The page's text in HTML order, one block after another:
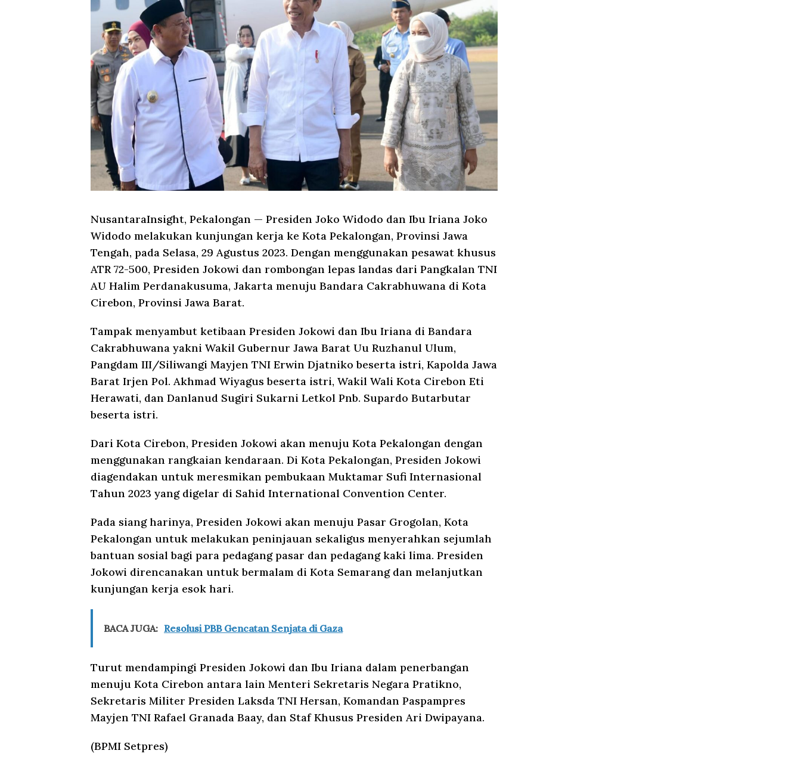
NusantaraInsight, Pekalongan — Presiden Joko Widodo dan Ibu Iriana Joko
Widodo melakukan kunjungan kerja ke Kota Pekalongan, Provinsi Jawa
Tengah, pada Selasa, 29 Agustus 2023. Dengan menggunakan pesawat khusus
ATR 72-500, Presiden Jokowi dan rombongan lepas landas dari Pangkalan TNI
AU Halim Perdanakusuma, Jakarta menuju Bandara Cakrabhuwana di Kota
Cirebon, Provinsi Jawa Barat.
Tampak menyambut ketibaan Presiden Jokowi dan Ibu Iriana di Bandara
Cakrabhuwana yakni Wakil Gubernur Jawa Barat Uu Ruzhanul Ulum,
Pangdam III/Siliwangi Mayjen TNI Erwin Djatniko beserta istri, Kapolda Jawa
Barat Irjen Pol. Akhmad Wiyagus beserta istri, Wakil Wali Kota Cirebon Eti
Herawati, dan Danlanud Sugiri Sukarni Letkol Pnb. Supardo Butarbutar
beserta istri.
Dari Kota Cirebon, Presiden Jokowi akan menuju Kota Pekalongan dengan
menggunakan rangkaian kendaraan. Di Kota Pekalongan, Presiden Jokowi
diagendakan untuk meresmikan pembukaan Muktamar Sufi Internasional
Tahun 2023 yang digelar di Sahid International Convention Center.
Pada siang harinya, Presiden Jokowi akan menuju Pasar Grogolan, Kota
Pekalongan untuk melakukan peninjauan sekaligus menyerahkan sejumlah
bantuan sosial bagi para pedagang pasar dan pedagang kaki lima. Presiden
Jokowi direncanakan untuk bermalam di Kota Semarang dan melanjutkan
kunjungan kerja esok hari.
BACA JUGA: Resolusi PBB Gencatan Senjata di Gaza
Turut mendampingi Presiden Jokowi dan Ibu Iriana dalam penerbangan
menuju Kota Cirebon antara lain Menteri Sekretaris Negara Pratikno,
Sekretaris Militer Presiden Laksda TNI Hersan, Komandan Paspampres
Mayjen TNI Rafael Granada Baay, dan Staf Khusus Presiden Ari Dwipayana.
(BPMI Setpres)